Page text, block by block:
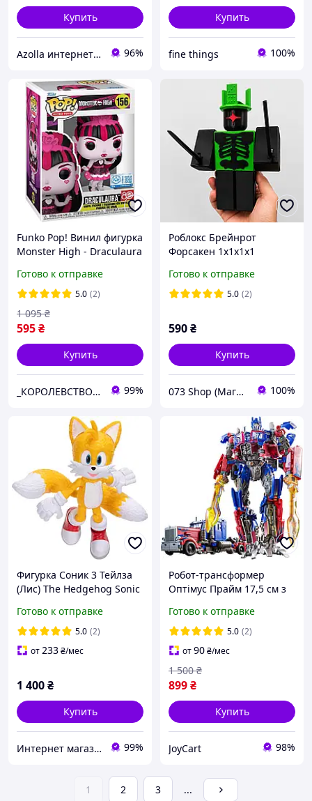
Купить
Azolla интернет-магазин 96%
Купить
fine things 100%
Funko Pop! Винил фигурка
Monster High - Draculaura
Готово к отправке
5.0 (2)
595₴
1 095 ₴
Купить
_КОРОЛЕВСТВО_®_ИГРУШЕК_ 99%
Роблокс Брейнрот
Форсакен 1x1x1x1
игрушка-конструктор
Готово к отправке
5.0 (2)
590₴
Купить
073 Shop (Магазин 073) 100%
Фигурка Соник 3 Тейлза
(Лис) The Hedgehog Sonic
Tails оригинал
Готово к отправке
5.0 (2)
от233₴/мес
1 400₴
Купить
Интернет магазин "Страна Чудес" 99%
Робот-трансформер
Оптімус Прайм 17,5 см з
- Optimus Prime, TW-1022
Готово к отправке
5.0 (2)
от90₴/мес
899₴
1 500 ₴
Купить
JoyCart 98%
1 2 3 ...